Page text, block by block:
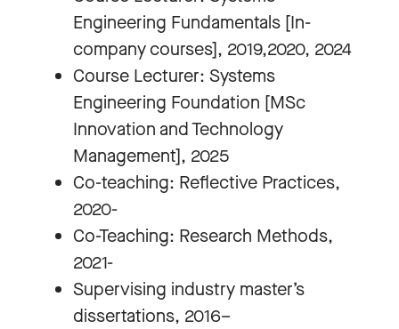
Engineering Fundamentals [In-
company courses], 2019,2020, 2024
Course Lecturer: Systems
Engineering Foundation [MSc
Innovation and Technology
Management], 2025
Co-teaching: Reflective Practices,
2020-
Co-Teaching: Research Methods,
2021-
Supervising industry master’s
dissertations, 2016–